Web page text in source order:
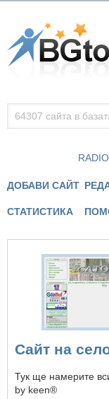
ДОБАВИ САЙТ
СТАТИСТИКА
Сайт на
Тук ще намерите
by keen®